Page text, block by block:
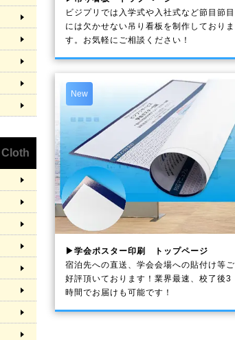
ビジプリでは入学式や入社式など節目節目
には欠かせない吊り看板を制作しておりま
す。お気軽にご相談ください！
New
▶学会ポスター印刷 トップページ
宿泊先への直送、学会会場への貼付け等ご
好評頂いております！業界最速、校了後3
時間でお届けも可能です！
Cloth